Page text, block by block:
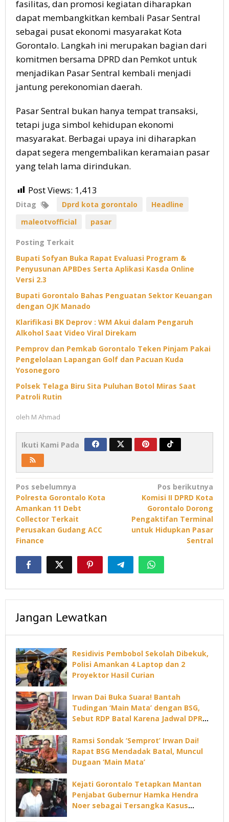
fasilitas, dan promosi kegiatan diharapkan
dapat membangkitkan kembali Pasar Sentral
sebagai pusat ekonomi masyarakat Kota
Gorontalo. Langkah ini merupakan bagian dari
komitmen bersama DPRD dan Pemkot untuk
menjadikan Pasar Sentral kembali menjadi
jantung perekonomian daerah.
Pasar Sentral bukan hanya tempat transaksi,
tetapi juga simbol kehidupan ekonomi
masyarakat. Berbagai upaya ini diharapkan
dapat segera mengembalikan keramaian pasar
yang telah lama dirindukan.
Post Views: 1,413
Ditag Dprd kota gorontalo
Headline
maleotvofficial
pasar
Posting Terkait
Bupati Sofyan Buka Rapat Evaluasi Program &
Penyusunan APBDes Serta Aplikasi Kasda Online
Versi 2.3
Bupati Gorontalo Bahas Penguatan Sektor Keuangan
dengan OJK Manado
Klarifikasi BK Deprov : WM Akui dalam Pengaruh
Alkohol Saat Video Viral Direkam
Pemprov dan Pemkab Gorontalo Teken Pinjam Pakai
Pengelolaan Lapangan Golf dan Pacuan Kuda
Yosonegoro
Polsek Telaga Biru Sita Puluhan Botol Miras Saat
Patroli Rutin
oleh M Ahmad
Ikuti Kami Pada
Navigasi
pos
Pos sebelumnya
Polresta Gorontalo Kota
Amankan 11 Debt
Collector Terkait
Perusakan Gudang ACC
Finance
Pos berikutnya
Komisi II DPRD Kota
Gorontalo Dorong
Pengaktifan Terminal
untuk Hidupkan Pasar
Sentral
Jangan Lewatkan
Residivis Pembobol Sekolah Dibekuk,
Polisi Amankan 4 Laptop dan 2
Proyektor Hasil Curian
Irwan Dai Buka Suara! Bantah
Tudingan ‘Main Mata’ dengan BSG,
Sebut RDP Batal Karena Jadwal DPRD
Ramsi Sondak ‘Semprot’ Irwan Dai!
Rapat BSG Mendadak Batal, Muncul
Dugaan ‘Main Mata’
Kejati Gorontalo Tetapkan Mantan
Penjabat Gubernur Hamka Hendra
Noer sebagai Tersangka Kasus